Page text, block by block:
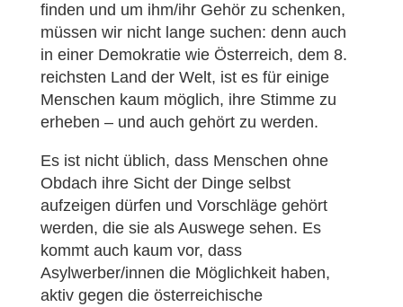
finden und um ihm/ihr Gehör zu schenken,
müssen wir nicht lange suchen: denn auch
in einer Demokratie wie Österreich, dem 8.
reichsten Land der Welt, ist es für einige
Menschen kaum möglich, ihre Stimme zu
erheben – und auch gehört zu werden.
Es ist nicht üblich, dass Menschen ohne
Obdach ihre Sicht der Dinge selbst
aufzeigen dürfen und Vorschläge gehört
werden, die sie als Auswege sehen. Es
kommt auch kaum vor, dass
Asylwerber/innen die Möglichkeit haben,
aktiv gegen die österreichische